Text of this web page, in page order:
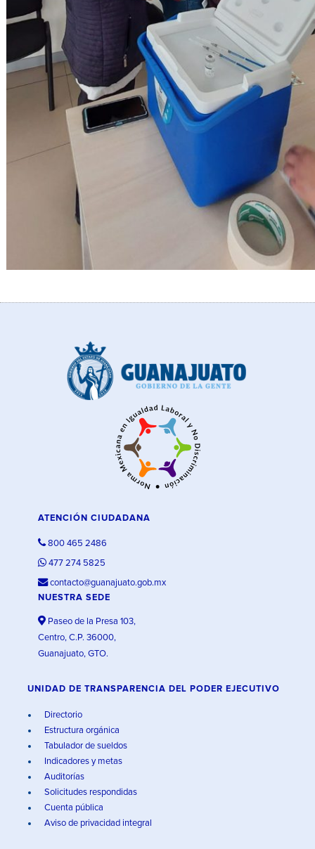
ATENCIÓN CIUDADANA
800 465 2486
477 274 5825
contacto@guanajuato.gob.mx
NUESTRA SEDE
Paseo de la Presa 103,
Centro, C.P. 36000,
Guanajuato, GTO.
UNIDAD DE TRANSPARENCIA DEL PODER EJECUTIVO
Directorio
Estructura orgánica
Tabulador de sueldos
Indicadores y metas
Auditorías
Solicitudes respondidas
Cuenta pública
Aviso de privacidad integral